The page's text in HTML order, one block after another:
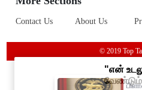
Contact Us About Us
© 2019 Top